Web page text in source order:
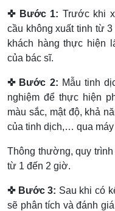
✜ Bước 1: Trước khi
cầu không xuất tinh từ
khách hàng thực hiện
của bác sĩ.
✜ Bước 2: Mẫu tinh
nghiệm để thực hiện
màu sắc, mật độ, khả
của tinh dịch,… qua máy
Thông thường, quy
từ 1 đến 2 giờ.
✜ Bước 3: Sau khi có
sẽ phân tích và đánh